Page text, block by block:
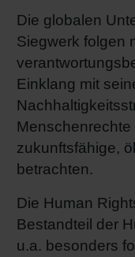
Die globalen
Siegwerk folgen
Einklang mit
zukunftsfähige,
betrachten.
Die Human
Bestandteil der
u.a. besonders